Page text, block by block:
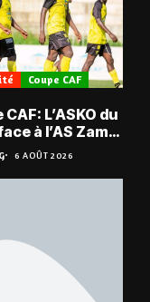
Coupe CAF
CAF: L’ASKO du
à l’AS Zam
6 AOÛT 2026